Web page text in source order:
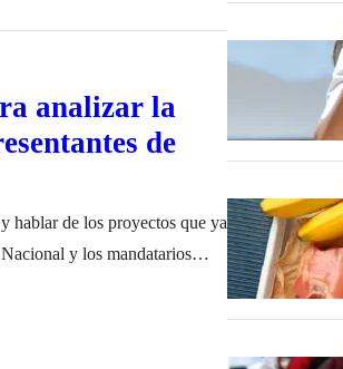
analizar la
de
hablar de los proyectos que ya
y los mandatarios
de dos o tres